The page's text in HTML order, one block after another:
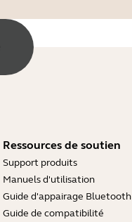
Ressources de soutien
Support produits
Manuels d'utilisation
Guide d'appairage Bluetooth
Guide de compatibilité